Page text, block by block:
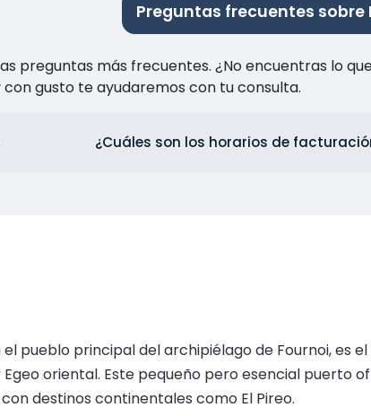
Preguntas frecuentes
preguntas más frecuentes. ¿No encuentras lo
con gusto te ayudaremos con tu consulta.
¿Cuáles son los horarios de
el pueblo principal del archipiélago de Fournoi,
oriental. Este pequeño pero esencial puerto
destinos continentales como El Pireo.